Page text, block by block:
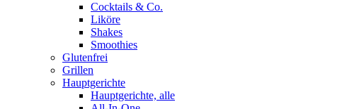
Cocktails & Co.
Liköre
Shakes
Smoothies
Glutenfrei
Grillen
Hauptgerichte
Hauptgerichte, alle